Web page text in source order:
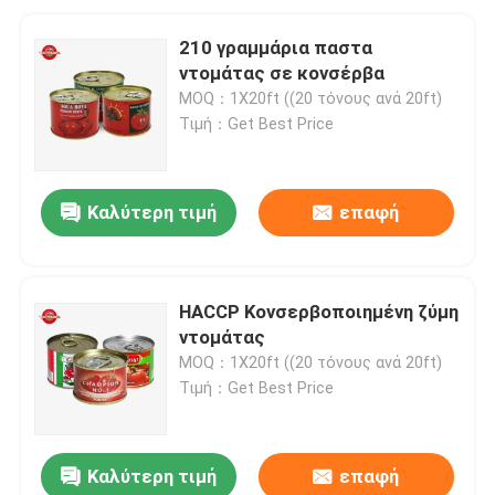
210 γραμμάρια παστα
ντομάτας σε κονσέρβα
MOQ：1X20ft ((20 τόνους ανά 20ft)
Τιμή：Get Best Price
Καλύτερη τιμή επαφή
HACCP Κονσερβοποιημένη ζύμη
ντομάτας
MOQ：1X20ft ((20 τόνους ανά 20ft)
Τιμή：Get Best Price
Καλύτερη τιμή επαφή